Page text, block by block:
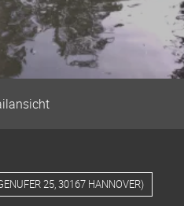
25, 30167 HANNOVER)